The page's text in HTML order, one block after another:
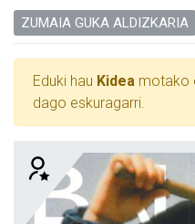
ZUMAIA GUKA ALDIZKARIA
Eduki hau Kidea motako
dago eskuragarri.